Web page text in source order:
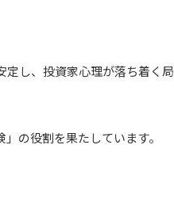
定し、投資家心理が落ち着く局
の役割を果たしています。